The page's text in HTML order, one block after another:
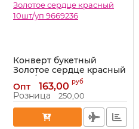
Конверт букетный
Золотое сердце красный
10шт/уп 9669236
Артикул: 9669236
Опт 163,00 руб
Розница 250,00